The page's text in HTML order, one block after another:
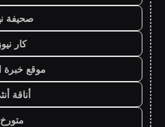
صحيفة
كار نيوز
موقع خبرة
أناقة
متورخ